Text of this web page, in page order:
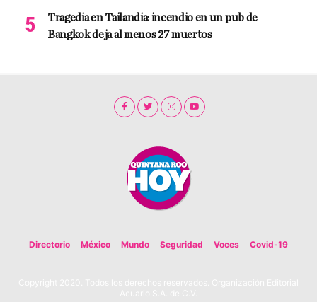
Tragedia en Tailandia: incendio en un pub de
Bangkok deja al menos 27 muertos
Directorio México Mundo Seguridad Voces Covid-19